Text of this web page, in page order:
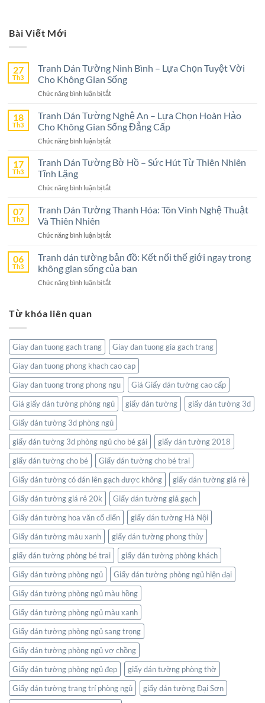
Bài Viết Mới
27
Th3
Tranh Dán Tường Ninh Bình – Lựa Chọn Tuyệt Vời
Cho Không Gian Sống
Chức năng bình luận bị tắtở
Dán
Tường
Ninh
Bình
Lựa
Không
Sống
18
Th3
Tranh Dán Tường Nghệ An – Lựa Chọn Hoàn Hảo
Cho Không Gian Sống Đẳng Cấp
Chức năng bình luận bị tắtở
Dán
An
Lựa
Không
Gian
Sống
17
Th3
Tranh Dán Tường Bờ Hồ – Sức Hút Từ Thiên Nhiên
Tĩnh Lặng
Chức năng bình luận bị tắtở
Dán
Hồ
Sức
Hút
07
Th3
Tranh Dán Tường Thanh Hóa: Tôn Vinh Nghệ Thuật
Và Thiên Nhiên
Chức năng bình luận bị tắtở
Dán
Tường
Thanh
Hóa:
Thiên
Nhiên
06
Th3
Tranh dán tường bản đồ: Kết nối thế giới ngay trong
không gian sống của bạn
Chức năng bình luận bị tắtở
Kết
nối
giới
ngay
trong
không
gian
sống
của
bạn
Từ khóa liên quan
Giay dan tuong gach trang
Giay dan tuong gia gach trang
Giay dan tuong phong khach cao cap
Giay dan tuong trong phong ngu
Giá Giấy dán tường cao cấp
Giá giấy dán tường phòng ngủ
giấy dán tường
giấy dán tường 3d
Giấy dán tường 3d phòng ngủ
giấy dán tường 3d phòng ngủ cho bé gái
giấy dán tường 2018
giấy dán tường cho bé
Giấy dán tường cho bé trai
Giấy dán tường có dán lên gạch được không
giấy dán tường giá rẻ
Giấy dán tường giá rẻ 20k
Giấy dán tường giả gạch
Giấy dán tường hoa văn cổ điển
giấy dán tường Hà Nội
Giấy dán tường màu xanh
giấy dán tường phong thủy
giấy dán tường phòng bé trai
giấy dán tường phòng khách
Giấy dán tường phòng ngủ
Giấy dán tường phòng ngủ hiện đại
Giấy dán tường phòng ngủ màu hồng
Giấy dán tường phòng ngủ màu xanh
Giấy dán tường phòng ngủ sang trọng
Giấy dán tường phòng ngủ vợ chồng
Giấy dán tường phòng ngủ đẹp
giấy dán tường phòng thờ
Giấy dán tường trang trí phòng ngủ
giấy dán tường Đại Sơn